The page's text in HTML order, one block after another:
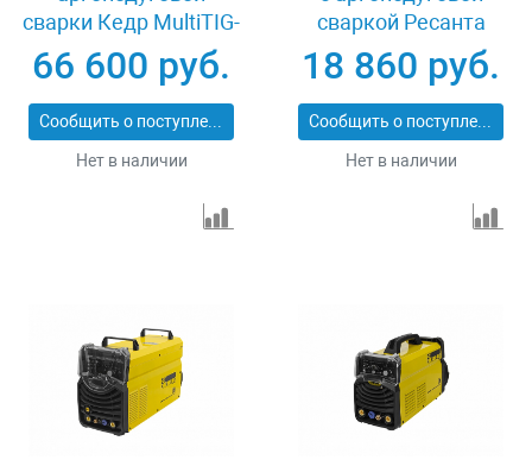
сварки Кедр MultiTIG-
2500P-1 DC 8009675
66 600 руб.
Сообщить о поступлении
Нет в наличии
сваркой Ресанта
САИ-150 АД
18 860 руб.
Сообщить о поступлении
Нет в наличии